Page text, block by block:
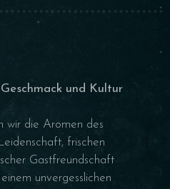
und Kultur
wir die Aromen des
frischen
Gastfreundschaft
unvergesslichen